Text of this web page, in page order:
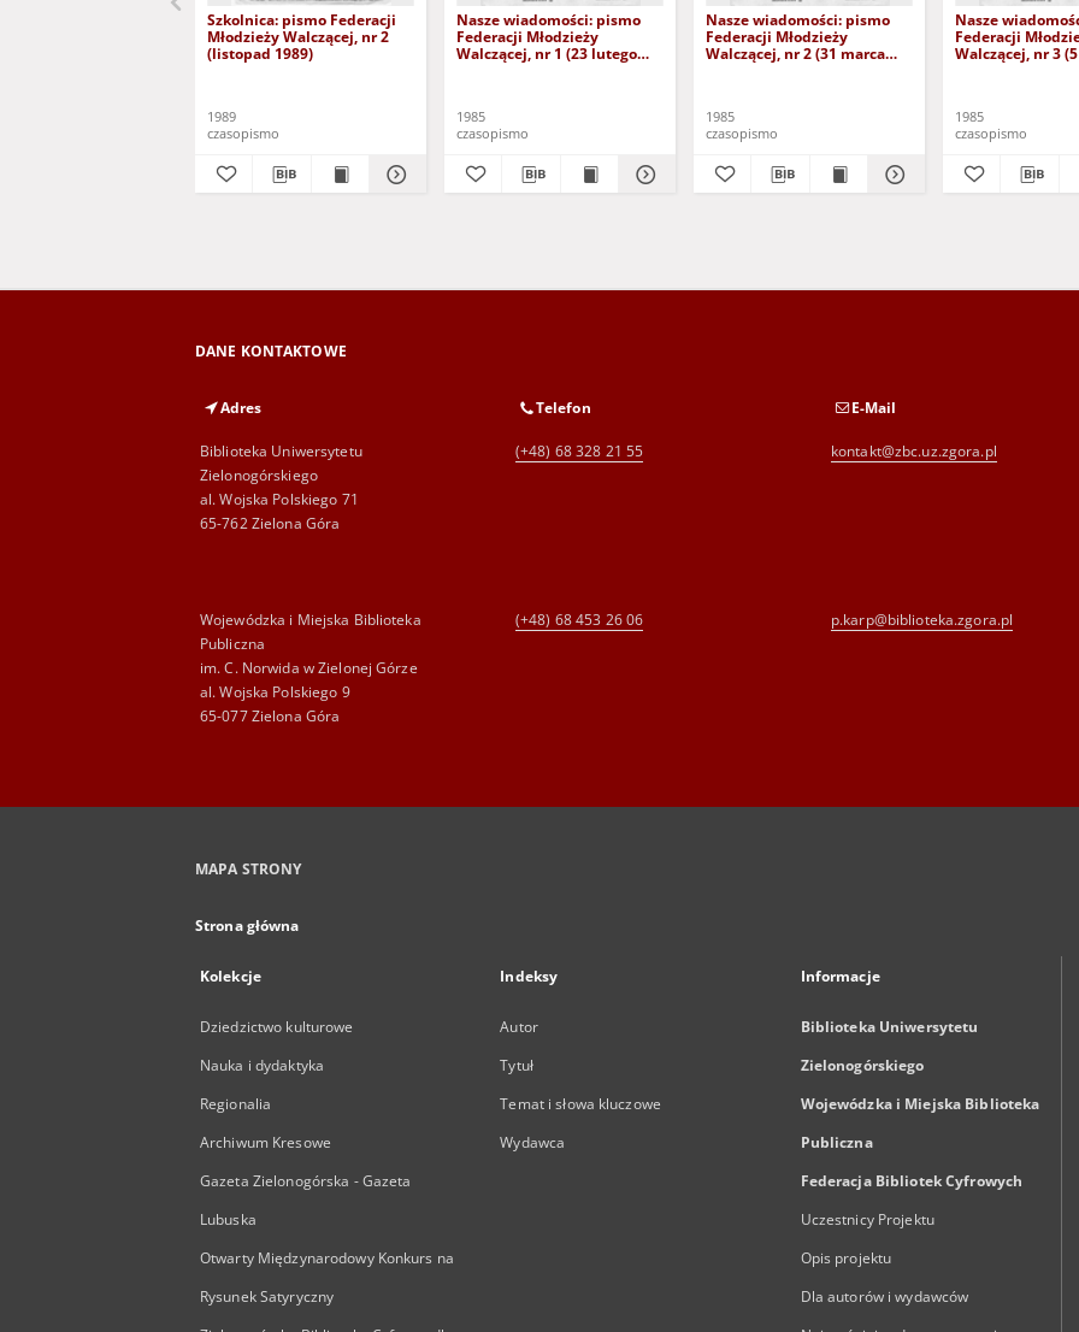
Szkolnica: pismo Federacji
Młodzieży Walczącej, nr 2
(listopad 1989)
1989
czasopismo
Nasze wiadomości: pismo
Federacji Młodzieży
Walczącej, nr 1 (23 lutego
1985
czasopismo
Nasze wiadomości: pismo
Federacji Młodzieży
Walczącej, nr 2 (31 marca
1985
czasopismo
Nasze
Federacji
Walczącej, nr 3
1985
czasopismo
DANE KONTAKTOWE
Adres
Biblioteka Uniwersytetu
Zielonogórskiego
al. Wojska Polskiego 71
65-762 Zielona Góra
Telefon
(+48) 68 328 21 55
E-Mail
kontakt@zbc.uz.zgora.pl
Wojewódzka i Miejska Biblioteka
Publiczna
im. C. Norwida w Zielonej Górze
al. Wojska Polskiego 9
65-077 Zielona Góra
(+48) 68 453 26 06 p.karp@biblioteka.zgora.pl
MAPA STRONY
Strona główna
Kolekcje
Dziedzictwo kulturowe
Nauka i dydaktyka
Regionalia
Archiwum Kresowe
Gazeta Zielonogórska - Gazeta
Lubuska
Otwarty Międzynarodowy Konkurs na
Rysunek Satyryczny
Indeksy
Autor
Tytuł
Temat i słowa kluczowe
Wydawca
Informacje
Biblioteka Uniwersytetu
Zielonogórskiego
Wojewódzka i Miejska Biblioteka
Publiczna
Federacja Bibliotek Cyfrowych
Uczestnicy Projektu
Opis projektu
Dla autorów i wydawców